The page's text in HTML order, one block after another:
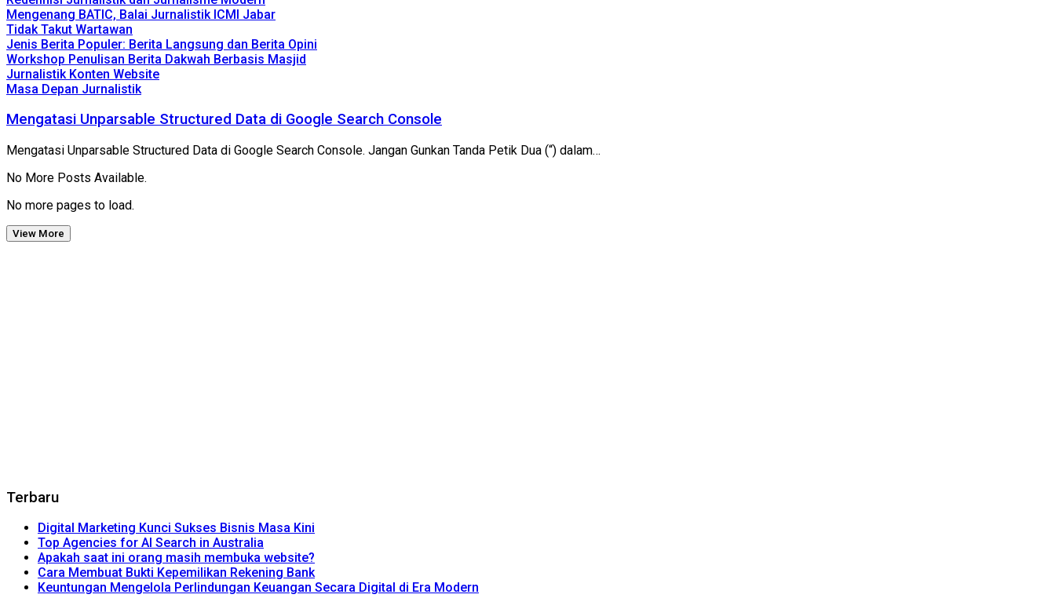
Mengenang BATIC, Balai Jurnalistik ICMI Jabar
Tidak Takut Wartawan
Jenis Berita Populer: Berita Langsung dan Berita Opini
Workshop Penulisan Berita Dakwah Berbasis Masjid
Jurnalistik Konten Website
Masa Depan Jurnalistik
Mengatasi Unparsable Structured Data di Google Search Console
Mengatasi Unparsable Structured Data di Google Search Console. Jangan Gunkan Tanda Petik Dua (“) dalam…
No More Posts Available.
No more pages to load.
View More
Terbaru
Digital Marketing Kunci Sukses Bisnis Masa Kini
Top Agencies for AI Search in Australia
Apakah saat ini orang masih membuka website?
Cara Membuat Bukti Kepemilikan Rekening Bank
Keuntungan Mengelola Perlindungan Keuangan Secara Digital di Era Modern